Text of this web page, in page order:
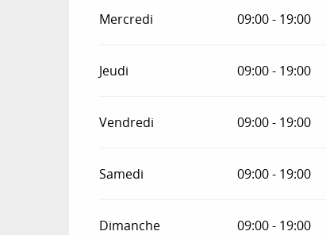
Mercredi 09:00 - 19:00
Jeudi 09:00 - 19:00
Vendredi 09:00 - 19:00
Samedi 09:00 - 19:00
Dimanche 09:00 - 19:00